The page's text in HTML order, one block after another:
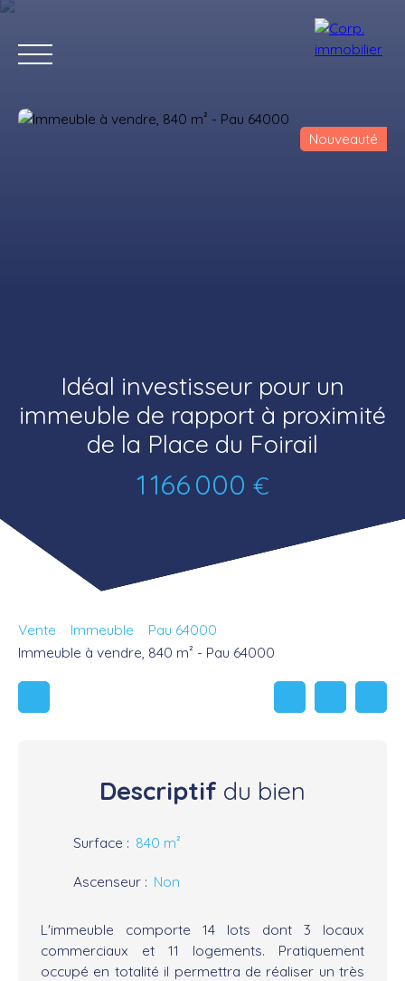
Nouveauté
Idéal investisseur pour un
immeuble de rapport à proximité
de la Place du Foirail
1 166 000 €
Vente Immeuble
Pau 64000
Immeuble à vendre, 840 m² - Pau 64000
Descriptif du bien
Surface : 840 m²
Ascenseur : Non
L'immeuble comporte 14 lots dont 3 locaux
commerciaux et 11 logements. Pratiquement
occupé en totalité il permettra de réaliser un très